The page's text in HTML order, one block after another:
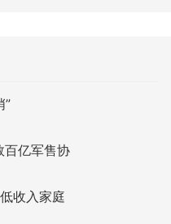
”
百亿军售协
收入家庭